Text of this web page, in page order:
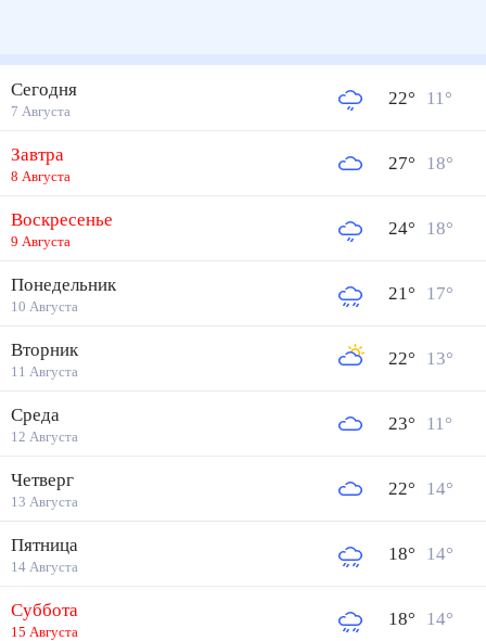
Сегодня
7 Августа
22° 11°
Завтра
8 Августа
27° 18°
Воскресенье
9 Августа
24° 18°
Понедельник
10 Августа
21° 17°
Вторник
11 Августа
22° 13°
Среда
12 Августа
23° 11°
Четверг
13 Августа
22° 14°
Пятница
14 Августа
18° 14°
Суббота
15 Августа
18° 14°